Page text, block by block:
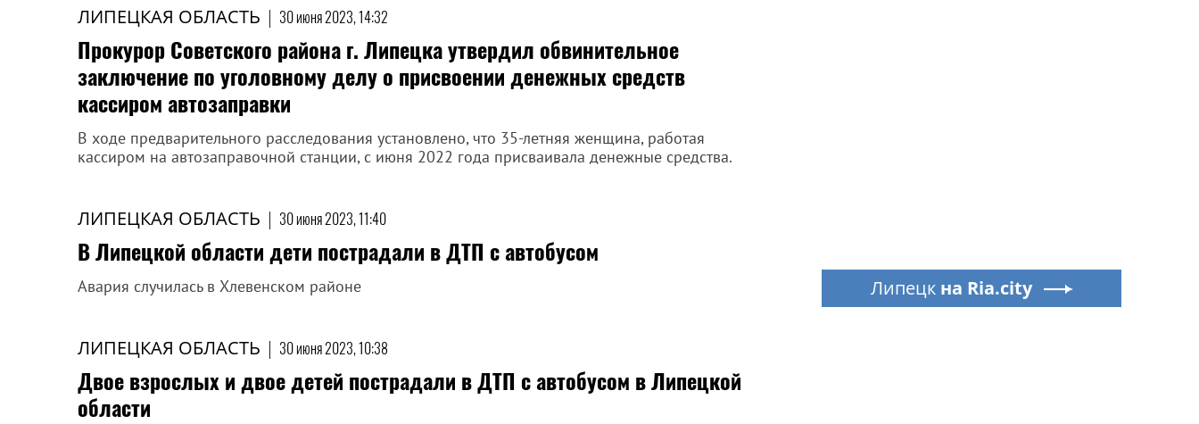
ЛИПЕЦКАЯ ОБЛАСТЬ | 30 июня 2023, 14:32
Прокурор Советского района г. Липецка утвердил обвинительное
заключение по уголовному делу о присвоении денежных средств
кассиром автозаправки
В ходе предварительного расследования установлено, что 35-летняя женщина, работая
кассиром на автозаправочной станции, с июня 2022 года присваивала денежные средства.
ЛИПЕЦКАЯ ОБЛАСТЬ | 30 июня 2023, 11:40
В Липецкой области дети пострадали в ДТП с автобусом
Авария случилась в Хлевенском районе
ЛИПЕЦКАЯ ОБЛАСТЬ | 30 июня 2023, 10:38
Двое взрослых и двое детей пострадали в ДТП с автобусом в Липецкой
области
Липецк на Ria.city